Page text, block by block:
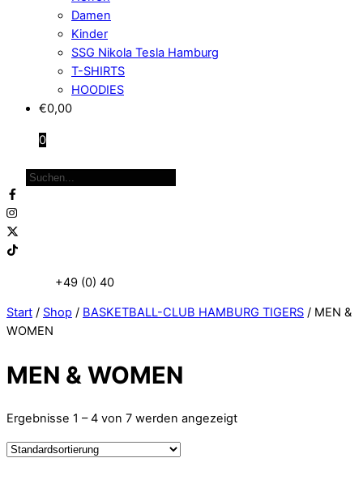
Damen
Kinder
SSG Nikola Tesla Hamburg
T-SHIRTS
HOODIES
€0,00
0
Close
Menu
Products
+49 (0) 40
Start / Shop / BASKETBALL-CLUB HAMBURG TIGERS / MEN &
WOMEN
MEN & WOMEN
Ergebnisse 1 – 4 von 7 werden angezeigt